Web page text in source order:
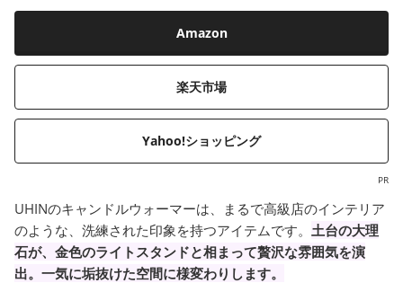
Amazon
楽天市場
Yahoo!ショッピング
PR
UHINのキャンドルウォーマーは、まるで高級店のインテリア
のような、洗練された印象を持つアイテムです。 土台の大理
石が、金色のライトスタンドと相まって贅沢な雰囲気を演
出。一気に垢抜けた空間に様変わりします。